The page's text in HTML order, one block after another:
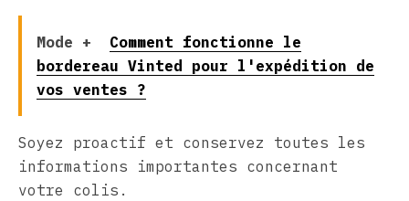
Mode +
Comment fonctionne le
bordereau Vinted pour l'expédition de
vos ventes ?
Soyez proactif et conservez toutes les
informations importantes concernant
votre colis.